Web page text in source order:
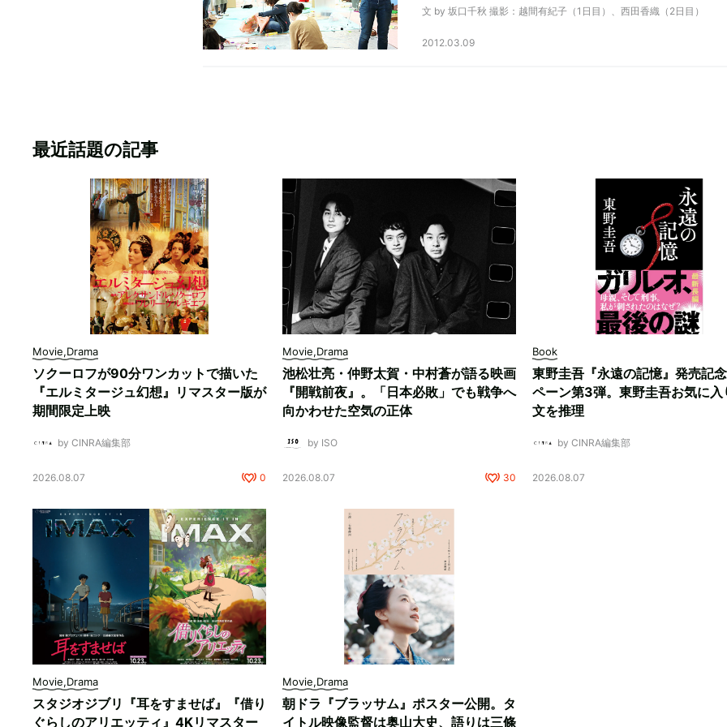
文 by 坂口千秋 撮影：越間有紀子（1日目）、西田香織（2日目）
2012.03.09
最近話題の記事
Movie,Drama
ソクーロフが90分ワンカットで描いた
『エルミタージュ幻想』リマスター版が
期間限定上映
by CINRA編集部
2026.08.07 0
Movie,Drama
池松壮亮・仲野太賀・中村蒼が語る映画
『開戦前夜』。「日本必敗」でも戦争へ
向かわせた空気の正体
by ISO
2026.08.07 30
Book
東野圭吾『永遠の記憶』発売記
ペーン第3弾。東野圭吾お気に入
文を推理
by CINRA編集部
2026.08.07
Movie,Drama
スタジオジブリ『耳をすませば』『借り
ぐらしのアリエッティ』4Kリマスター
Movie,Drama
朝ドラ『ブラッサム』ポスター公開。タ
イトル映像監督は奥山大史、語りは三條